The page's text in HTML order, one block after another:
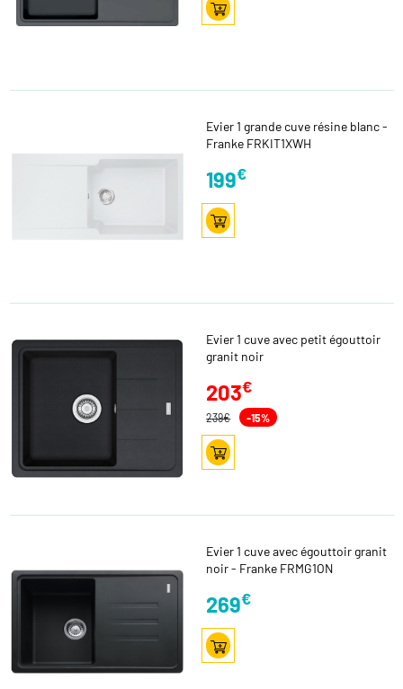
Evier 1 grande cuve résine blanc -
Franke FRKIT1XWH
199€
Evier 1 cuve avec petit égouttoir
granit noir
203€
239€ -15%
Evier 1 cuve avec égouttoir granit
noir - Franke FRMG1ON
269€